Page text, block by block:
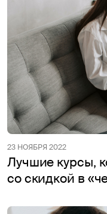
23 НОЯБРЯ 2022
Лучшие курсы,
со скидкой в